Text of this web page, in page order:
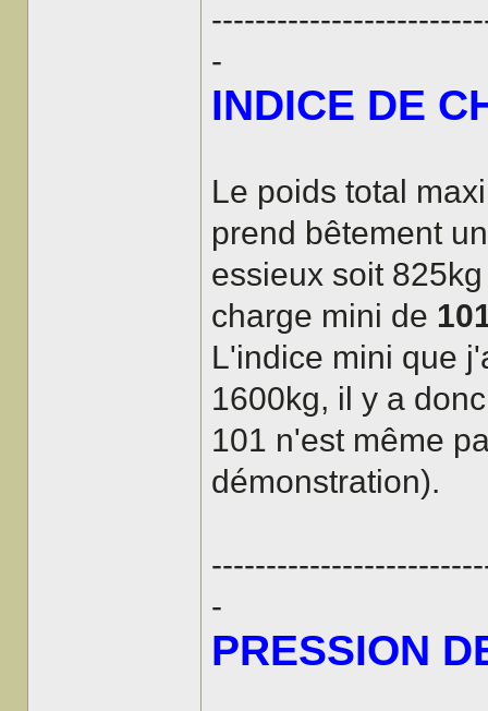
-
INDICE DE
Le poids total
prend bêtement
essieux soit
charge mini de
L'indice mini que
1600kg, il y a
101 n'est même
démonstration).
-
PRESSION